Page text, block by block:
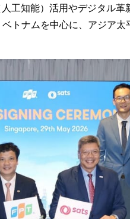
工知能）活用やデジタル革
トナムを中心に、アジア